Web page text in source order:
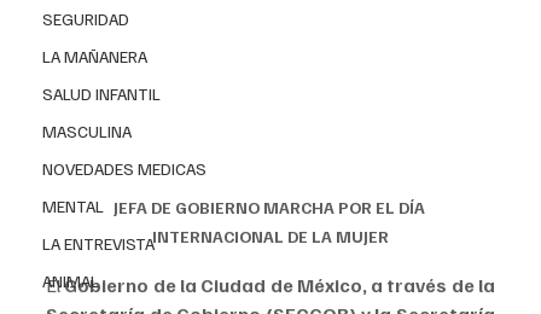
SEGURIDAD
LA MAÑANERA
SALUD INFANTIL
MASCULINA
NOVEDADES MEDICAS
MENTAL
LA ENTREVISTA
ANIMAL
JEFA DE GOBIERNO MARCHA POR EL DÍA
INTERNACIONAL DE LA MUJER
El Gobierno de la Ciudad de México, a través de la